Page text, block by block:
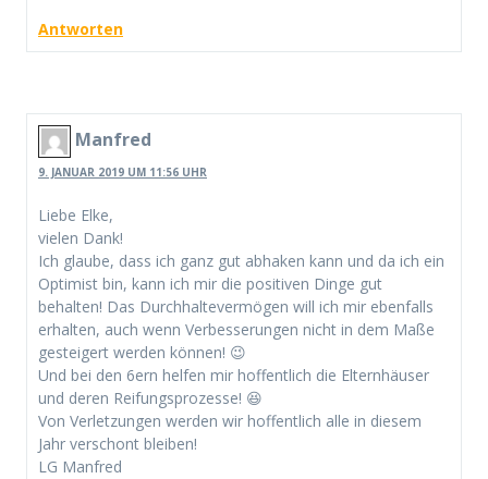
Antworten
Manfred
9. JANUAR 2019 UM 11:56 UHR
Liebe Elke,
vielen Dank!
Ich glaube, dass ich ganz gut abhaken kann und da ich ein
Optimist bin, kann ich mir die positiven Dinge gut
behalten! Das Durchhaltevermögen will ich mir ebenfalls
erhalten, auch wenn Verbesserungen nicht in dem Maße
gesteigert werden können! 😉
Und bei den 6ern helfen mir hoffentlich die Elternhäuser
und deren Reifungsprozesse! 😆
Von Verletzungen werden wir hoffentlich alle in diesem
Jahr verschont bleiben!
LG Manfred